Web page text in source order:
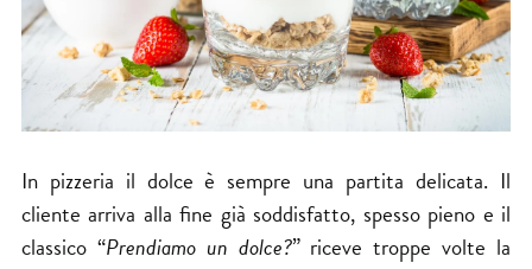
In pizzeria il dolce è sempre una partita delicata. Il
cliente arriva alla fine già soddisfatto, spesso pieno e il
classico “Prendiamo un dolce?” riceve troppe volte la